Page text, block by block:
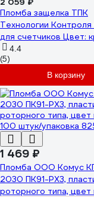
Пломба защелка ТПК
Технологии
для счетчиков Цвет:
250 шт. 24129
4.4
(5)
В корзину
1 469 ₽
Пломба ООО Комус
2030 ПК91-РХ3,
роторного типа, цвет